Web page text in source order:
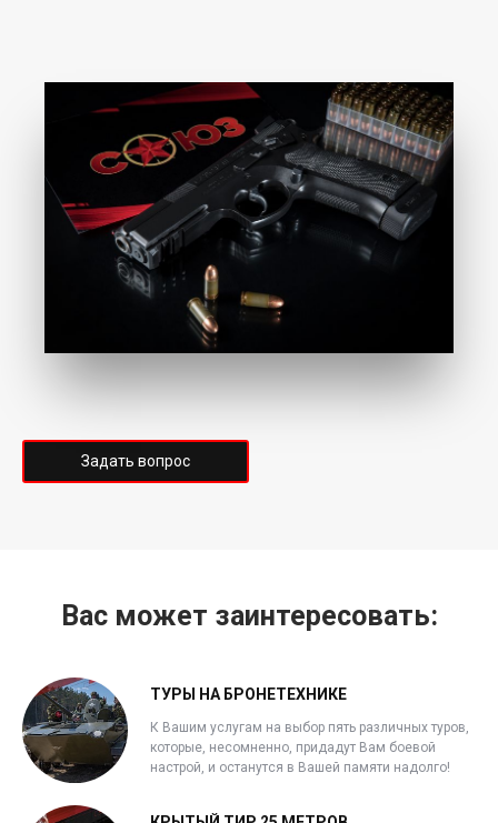
Задать вопрос
Вас может заинтересовать:
ТУРЫ НА БРОНЕТЕХНИКЕ
К Вашим услугам на выбор пять различных туров,
которые, несомненно, придадут Вам боевой
настрой, и останутся в Вашей памяти надолго!